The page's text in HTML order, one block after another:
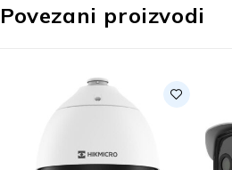
Povezani proizvodi